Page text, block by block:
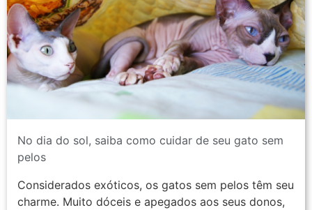
No dia do sol, saiba como cuidar de seu gato sem
pelos
Considerados exóticos, os gatos sem pelos têm seu
charme. Muito dóceis e apegados aos seus donos,